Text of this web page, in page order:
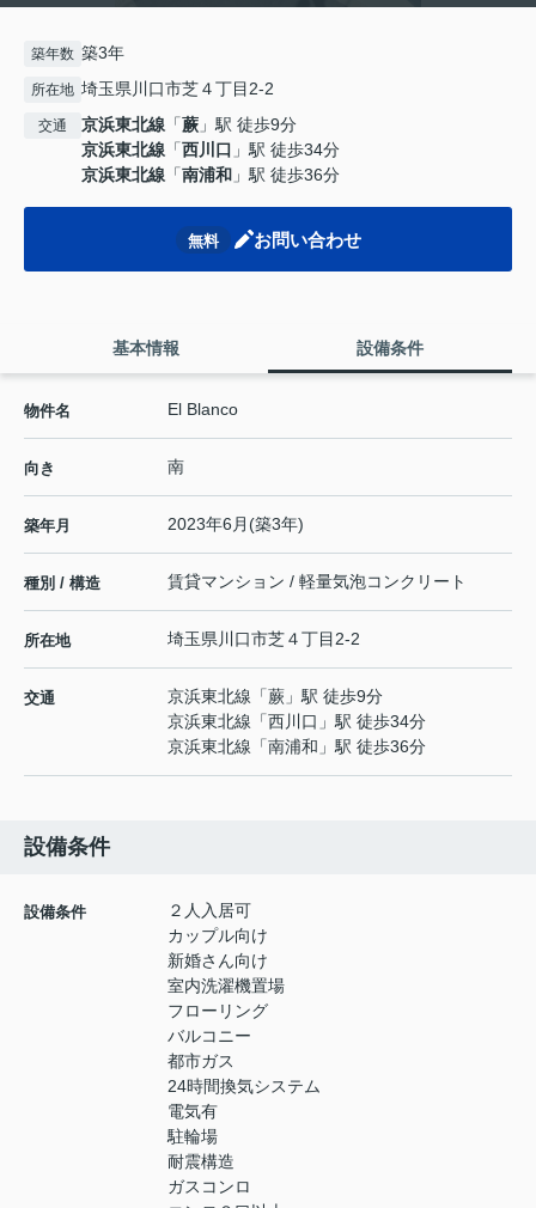
築年数 築3年
所在地 埼玉県川口市芝４丁目2-2
交通 京浜東北線 「蕨 」駅 徒歩9分
京浜東北線 「西川口 」駅 徒歩34分
京浜東北線 「南浦和 」駅 徒歩36分
無料 お問い合わせ
基本情報 設備条件
物件名 El Blanco
向き 南
築年月 2023年6月(築3年)
種別 / 構造 賃貸マンション / 軽量気泡コンクリート
所在地 埼玉県 川口市芝４丁目2-2
交通 京浜東北線 「蕨 」駅 徒歩9分
京浜東北線 「西川口 」駅 徒歩34分
京浜東北線 「南浦和 」駅 徒歩36分
設備条件
設備条件
２人入居可
カップル向け
新婚さん向け
室内洗濯機置場
フローリング
バルコニー
都市ガス
24時間換気システム
電気有
駐輪場
耐震構造
ガスコンロ